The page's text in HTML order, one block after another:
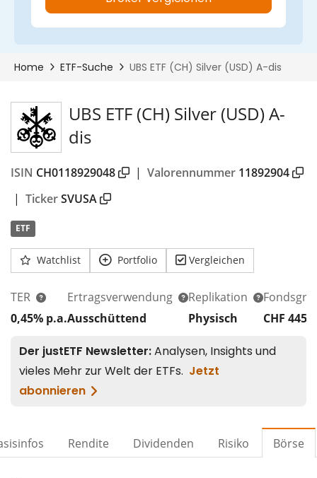
UBS ETF (CH) Silver (USD) A-
dis
ISIN CH0118929048 | Valorennummer 11892904
| TickerSVUSA
ETF
Watchlist Portfolio Vergleichen
TER
0,45% p.a.
Ertragsverwendung
Ausschüttend
Replikation
Physisch
CHF 445
Rendite Dividenden Risiko Börse